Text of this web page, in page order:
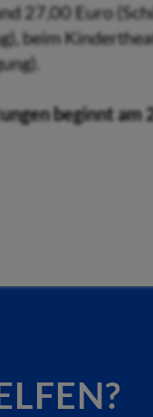
27,00 Euro
beim
beginnt